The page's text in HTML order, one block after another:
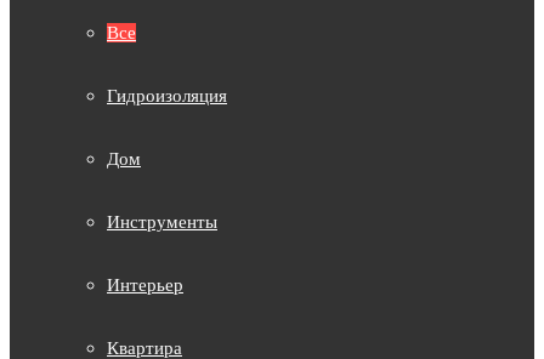
Все
Гидроизоляция
Дом
Инструменты
Интерьер
Квартира